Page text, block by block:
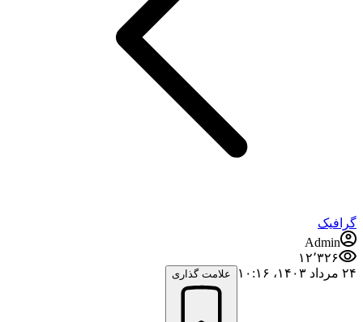
گرافیک
Admin
۱۲٬۳۲۶
۲۴ مرداد ۱۴۰۳،‏ ۱۰:۱۶
علامت گذاری